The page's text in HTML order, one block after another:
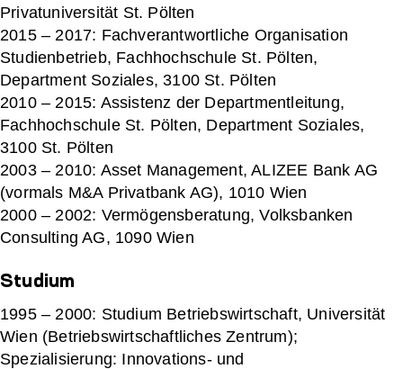
Privatuniversität St. Pölten
2015 – 2017: Fachverantwortliche Organisation
Studienbetrieb, Fachhochschule St. Pölten,
Department Soziales, 3100 St. Pölten
2010 – 2015: Assistenz der Departmentleitung,
Fachhochschule St. Pölten, Department Soziales,
3100 St. Pölten
2003 – 2010: Asset Management, ALIZEE Bank AG
(vormals M&A Privatbank AG), 1010 Wien
2000 – 2002: Vermögensberatung, Volksbanken
Consulting AG, 1090 Wien
Studium
1995 – 2000: Studium Betriebswirtschaft, Universität
Wien (Betriebswirtschaftliches Zentrum);
Spezialisierung: Innovations- und